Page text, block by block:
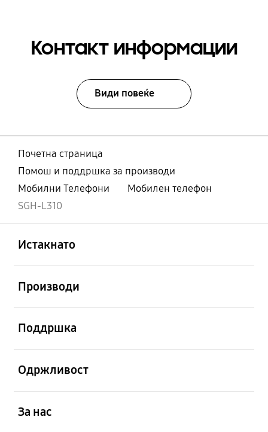
Контакт информации
Види повеќе
Почетна страница
Помош и поддршка за производи
Мобилни Телефони
Мобилен телефон
SGH-L310
Истакнато
Производи
Поддршка
Одржливост
За нас